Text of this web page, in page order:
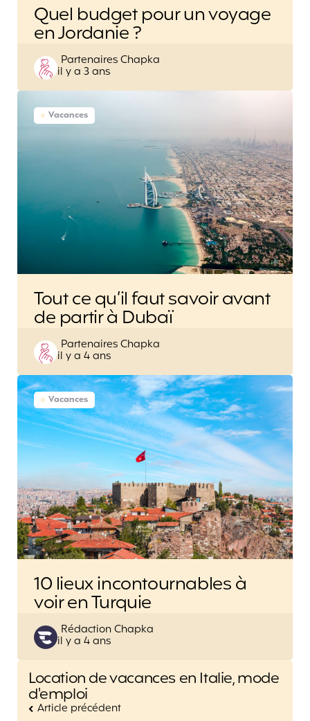
Quel budget pour un voyage
en Jordanie ?
Posted
by
Partenaires Chapka
il y a 3 ans
Vacances
Tout ce qu’il faut savoir avant
de partir à Dubaï
Posted
by
Partenaires Chapka
il y a 4 ans
Vacances
10 lieux incontournables à
voir en Turquie
Posted
by
Rédaction Chapka
il y a 4 ans
Post
navigation
Location de vacances en Italie, mode
d'emploi
Article précédent